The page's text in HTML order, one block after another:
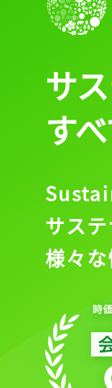
サ
す
サス
様々